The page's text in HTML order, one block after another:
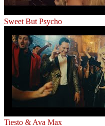
Sweet But Psycho
Tiesto & Ava Max